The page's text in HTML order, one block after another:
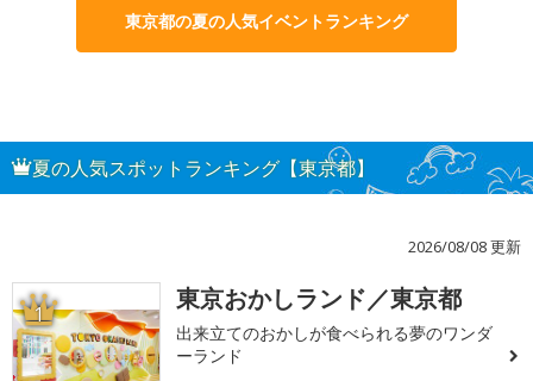
東京都の夏の人気イベントランキング
夏の人気スポットランキング【東京都】
2026/08/08 更新
1 東京おかしランド／東京都
出来立てのおかしが食べられる夢のワンダ
ーランド